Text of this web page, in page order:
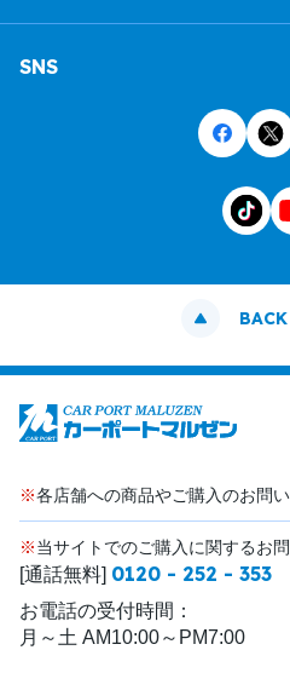
SNS
※各店舗への商品やご購入のお問
※当サイトでのご購入に関するお
[通話無料] 0120 - 252 - 353
お電話の受付時間：
月～土 AM10:00～PM7:00